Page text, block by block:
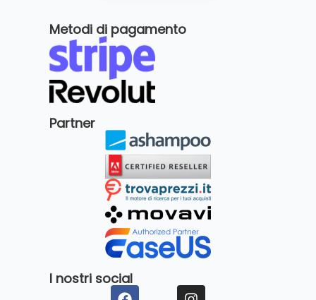
Metodi di pagamento
Partner
I nostri social